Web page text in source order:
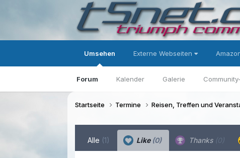
Umsehen
Forum Kalender Galerie
Externe Webseiten
Startseite Termine Reisen, Treffen und
Alle (1) Like (0) Thanks (0)